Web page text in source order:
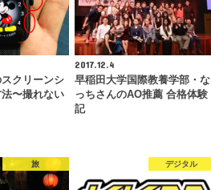
クリーンシ
〜撮れない
2017.12.4
早稲田大学国際教養学部・な
っちさんのAO推薦 合格体験
記
旅 デジタル